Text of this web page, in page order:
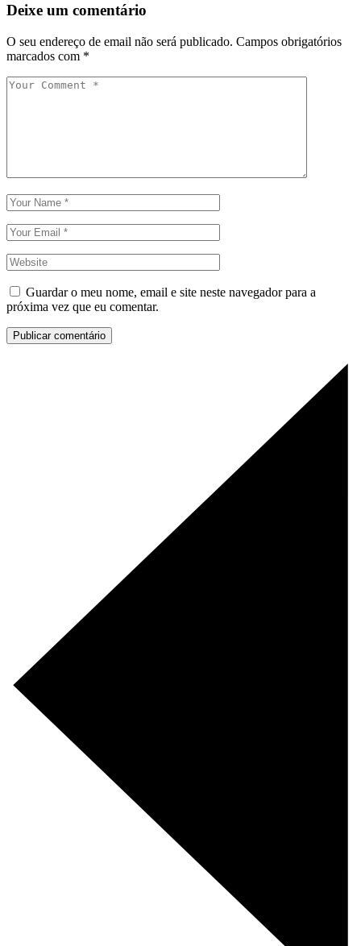
Deixe um comentário
O seu endereço de email não será publicado. Campos obrigatórios
marcados com *
Guardar o meu nome, email e site neste navegador para a
próxima vez que eu comentar.
Publicar comentário